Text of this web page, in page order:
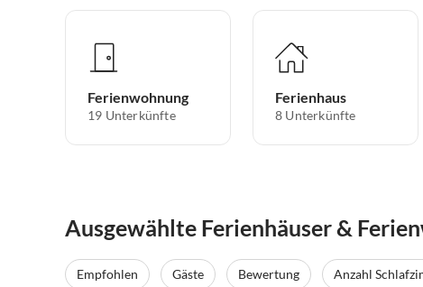
Ferienwohnung
19 Unterkünfte
Ferienhaus
8 Unterkünfte
Ausgewählte Ferienhäuser &
Empfohlen Gäste Bewertung Anzahl